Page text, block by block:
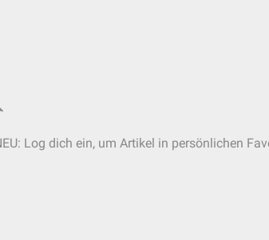
Log dich ein, um Artikel in persönlichen